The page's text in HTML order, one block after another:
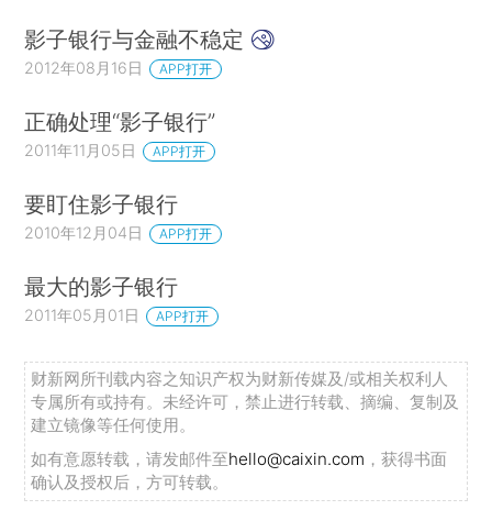
影子银行与金融不稳定
2012年08月16日 APP打开
正确处理“影子银行”
2011年11月05日 APP打开
要盯住影子银行
2010年12月04日 APP打开
最大的影子银行
2011年05月01日 APP打开
财新网所刊载内容之知识产权为财新传媒及/或相关权利人
专属所有或持有。未经许可，禁止进行转载、摘编、复制及
建立镜像等任何使用。
如有意愿转载，请发邮件至hello@caixin.com ，获得书面
确认及授权后，方可转载。